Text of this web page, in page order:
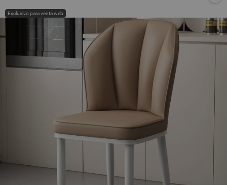
Exclusivo para venta web